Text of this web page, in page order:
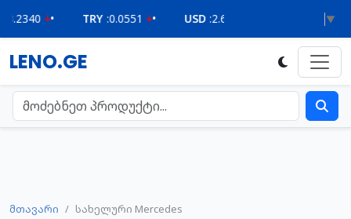
• TRY 0.0551 • USD 2.6229 • ▼
LENO.GE
მთავარი სახელური Mercedes